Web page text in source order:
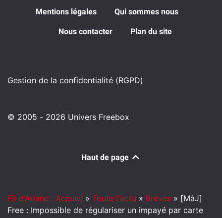
Mentions légales Qui sommes nous
Nous contacter Plan du site
Gestion de la confidentialité (RGPD)
© 2005 - 2026 Univers Freebox
Haut de page
Fil d'Ariane : Accueil » Toute l'actu » Brèves » [MàJ]
Free : Impossible de régulariser un impayé par carte